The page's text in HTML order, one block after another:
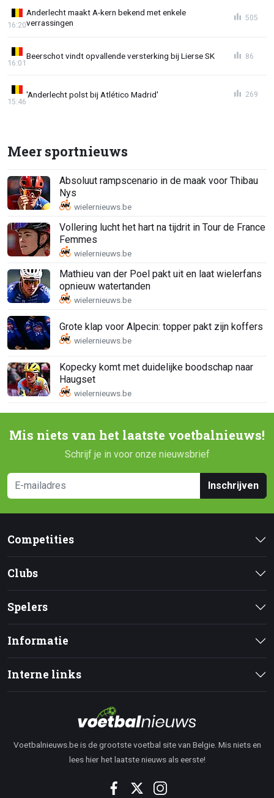
Anderlecht maakt A-kern bekend met enkele
verrassingen
16:20
505
Beerschot vindt opvallende versterking bij Lierse SK
16:01
86
'Anderlecht polst bij Atlético Madrid'
15:46
269
Meer sportnieuws
Absoluut rampscenario in de maak voor Thibau
Nys
Vollering lucht het hart na tijdrit in Tour de France
Femmes
Mathieu van der Poel pakt uit en laat wielerfans
opnieuw watertanden
Grote klap voor Alpecin: topper pakt zijn koffers
Kopecky komt met duidelijke boodschap naar
Haugset
Mis niets van het laatste voetbalnieuws!
Schrijf je in voor onze nieuwsbrief
Inschrijven
Competities
Clubs
Spelers
Informatie
Interne links
Voetbalnieuws.be is de grootste voetbal site van Belgie. Mis niets en
lees hier het laatste nieuws als eerste!